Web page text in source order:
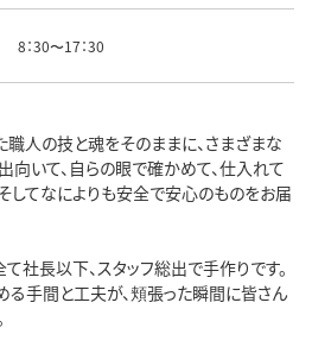
8：30〜17：30
職人の技と魂をそのままに、さまざまな
向いて、自らの眼で確かめて、仕入れて
してなによりも安全で安心のものをお届
社長以下、スタッフ総出で手作りです。
る手間と工夫が、頬張った瞬間に皆さん